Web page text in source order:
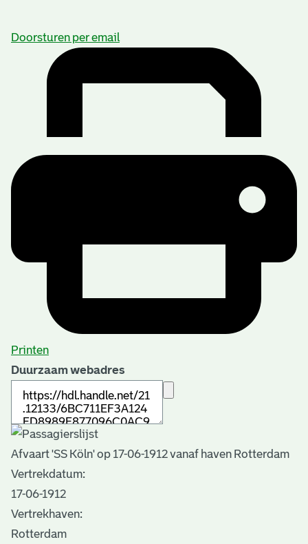
Doorsturen per email
Printen
Duurzaam webadres
Afvaart 'SS Köln' op 17-06-1912 vanaf haven Rotterdam
Vertrekdatum:
17-06-1912
Vertrekhaven:
Rotterdam